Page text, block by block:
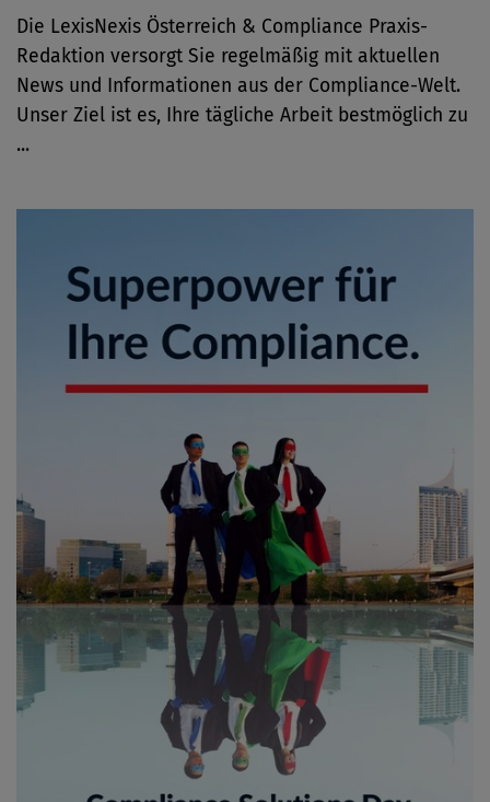
Die LexisNexis Österreich & Compliance Praxis-
Redaktion versorgt Sie regelmäßig mit aktuellen
News und Informationen aus der Compliance-Welt.
Unser Ziel ist es, Ihre tägliche Arbeit bestmöglich zu
...